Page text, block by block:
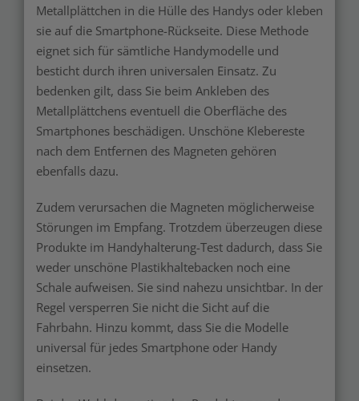
Metallplättchen in die Hülle des Handys oder kleben
sie auf die Smartphone-Rückseite. Diese Methode
eignet sich für sämtliche Handymodelle und
besticht durch ihren universalen Einsatz. Zu
bedenken gilt, dass Sie beim Ankleben des
Metallplättchens eventuell die Oberfläche des
Smartphones beschädigen. Unschöne Klebereste
nach dem Entfernen des Magneten gehören
ebenfalls dazu.
Zudem verursachen die Magneten möglicherweise
Störungen im Empfang. Trotzdem überzeugen diese
Produkte im Handyhalterung-Test dadurch, dass Sie
weder unschöne Plastikhaltebacken noch eine
Schale aufweisen. Sie sind nahezu unsichtbar. In der
Regel versperren Sie nicht die Sicht auf die
Fahrbahn. Hinzu kommt, dass Sie die Modelle
universal für jedes Smartphone oder Handy
einsetzen.